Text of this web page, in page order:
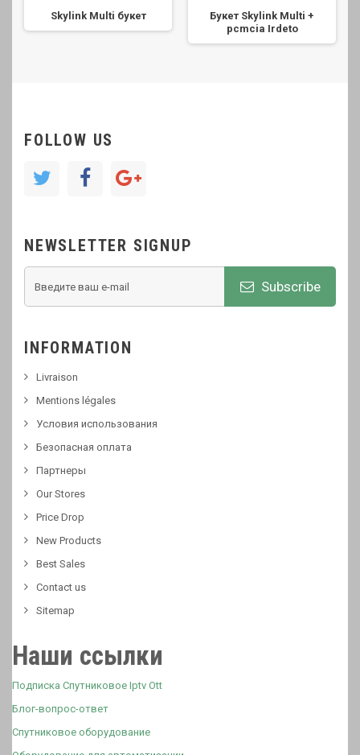
Skylink Multi букет
Букет Skylink Multi +
pcmcia Irdeto
FOLLOW US
NEWSLETTER SIGNUP
Subscribe
INFORMATION
Livraison
Mentions légales
Условия использования
Безопасная оплата
Партнеры
Our Stores
Price Drop
New Products
Best Sales
Contact us
Sitemap
Наши ссылки
Подписка Спутниковое Iptv Ott
Блог-вопрос-ответ
Спутниковое оборудование